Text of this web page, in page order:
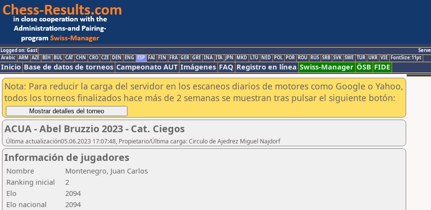
Logged on: Gast
Arabic ARM AZE BIH BUL CAT CHN CRO CZE DEN ENG ESP FAI FIN FRA GER GRE INA ITA JPN MKD LTU NED POL POR ROU RUS SRB SVK SWE TUR UKR VIE FontSize:11pt
Inicio Base de datos de torneos Campeonato AUT Imágenes FAQ Registro en línea Swiss-Manager ÖSB FIDE
Nota: Para reducir la carga del servidor en los escaneos diarios de motores como Google o Yahoo,
todos los torneos finalizados hace más de 2 semanas se muestran tras pulsar el siguiente botón:
ACUA - Abel Bruzzio 2023 - Cat. Ciegos
Última actualización05.06.2023 17:07:48, Propietario/Última carga: Circulo de Ajedrez Miguel Najdorf
Información de jugadores
Nombre
Montenegro, Juan Carlos
Ranking inicial
2
Elo
2094
Elo nacional
2094